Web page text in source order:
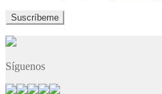
Síguenos